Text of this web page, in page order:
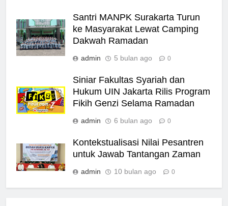
Santri MANPK Surakarta Turun
ke Masyarakat Lewat Camping
Dakwah Ramadan
admin 5 bulan ago 0
Siniar Fakultas Syariah dan
Hukum UIN Jakarta Rilis Program
Fikih Genzi Selama Ramadan
admin 6 bulan ago 0
Kontekstualisasi Nilai Pesantren
untuk Jawab Tantangan Zaman
admin 10 bulan ago 0